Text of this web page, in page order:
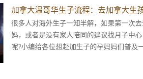
加拿大温哥华生子流程：去加拿大生
很多人对海外生子一知半解，如果第一次
妈，或者是没有家人陪同的建议找月子中
呢?小编给各位想赴加生子的孕妈妈们普及